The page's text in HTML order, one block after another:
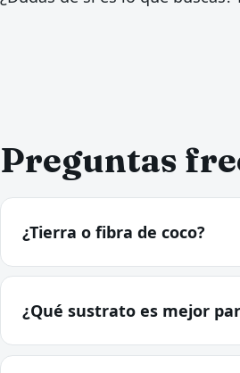
Preguntas
¿Tierra o fibra de coco?
¿Qué sustrato es mejor